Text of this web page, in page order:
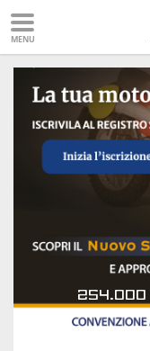
MENU
254.000